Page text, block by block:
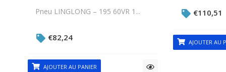
Pneu LINGLONG – 195 60VR 1...
€82,24
AJOUTER AU PANIER
€110,51
AJOUTER AU